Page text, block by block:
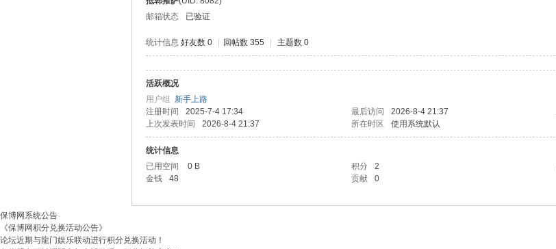
邮箱状态
已验证
统计信息 好友数 0 回帖数 355 主题数 0
活跃概况
用户组 新手上路
注册时间
2025-7-4 17:34 最后访问 2026-8-4 21:37
上次发表时间
2026-8-4 21:37 所在时区 使用系统默认
统计信息
已用空间
0 B 积分 2
金钱
48 贡献 0
保博网系统公告
《保博网积分兑换活动公告》
论坛近期与龍门娱乐联动进行积分兑换活动！